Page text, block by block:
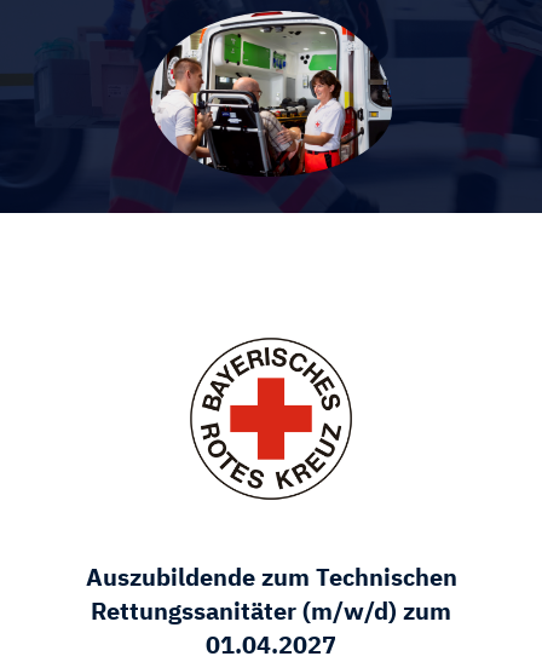
Auszubildende zum Technischen
Rettungssanitäter (m/w/d) zum
01.04.2027